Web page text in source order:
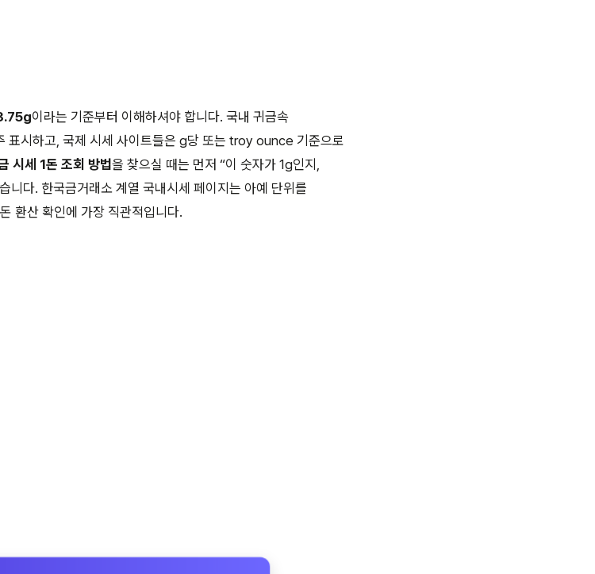
이라는 기준부터 이해하셔야 합니다. 국내 귀금속
표시하고, 국제 시세 사이트들은 g당 또는 troy ounce 기준으로
시세 1돈 조회 방법을 찾으실 때는 먼저 “이 숫자가 1g인지,
니다. 한국금거래소 계열 국내시세 페이지는 아예 단위를
환산 확인에 가장 직관적입니다.